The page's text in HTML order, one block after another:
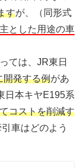
すが、（同形式
とした用途の車
ては、JR東日
開発する例があ
日本キヤE195系
コストを削減す
車はどのよう